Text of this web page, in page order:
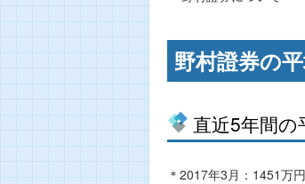
野村證券の
直近5年間の
＊2017年3月：1451万円